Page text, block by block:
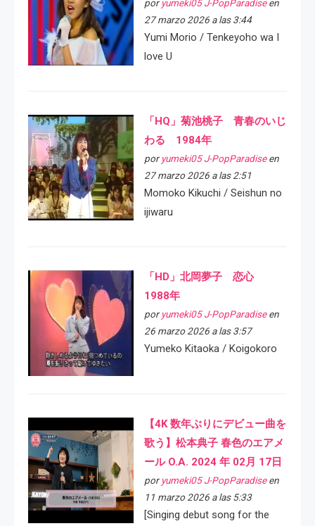
por yumeki05 J-PopParadiseen
27 marzo 2026 a las 3:44
Yumi Morio / Tenkeyoho wa I
love U
「HQ」菊池桃子 青春のいじ
わる 1984年
por yumeki05 J-PopParadiseen
27 marzo 2026 a las 2:51
Momoko Kikuchi / Seishun no
ijiwaru
「HD」北岡夢子 恋心
1988年
por yumeki05 J-PopParadiseen
26 marzo 2026 a las 3:57
Yumeko Kitaoka / Koigokoro
【4K 数年ぶりにデビュー曲を
歌う】松本典子 春色のエアメ
ール O.A. 2024 年 02月 17日
por yumeki05 J-PopParadiseen
11 marzo 2026 a las 5:33
[Singing debut song for the